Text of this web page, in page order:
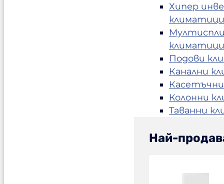
Хипер
климатици
климатици
Подови
Канални
Колонни
Таванни
Най-